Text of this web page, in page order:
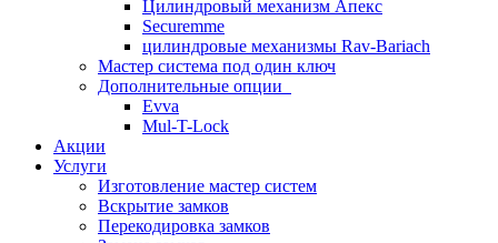
Цилиндровый механизм Апекс
Securemme
цилиндровые механизмы Rav-Bariach
Мастер система под один ключ
Дополнительные опции
Evva
Mul-T-Lock
Акции
Услуги
Изготовление мастер систем
Вскрытие замков
Перекодировка замков